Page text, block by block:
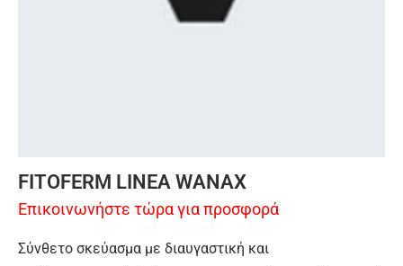
FITOFERM LINEA WANAX
Επικοινωνήστε τώρα για προσφορά
Σύνθετο σκεύασμα με διαυγαστική και